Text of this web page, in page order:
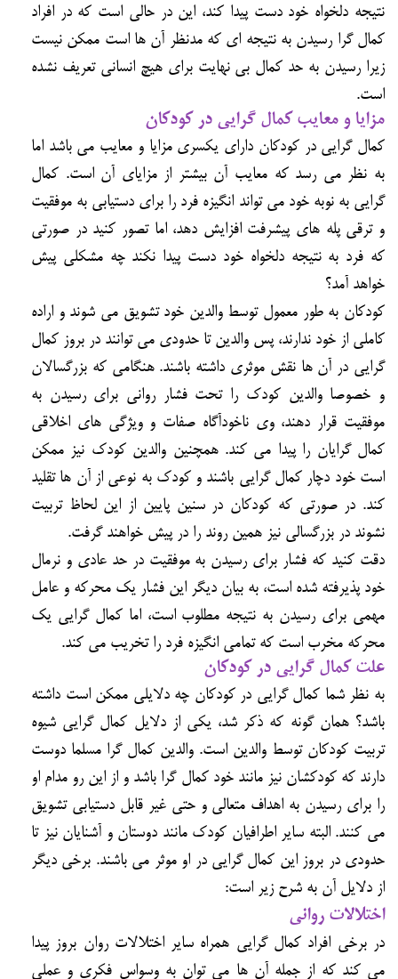
نتیجه دلخواه خود دست پیدا کند، این در حالی است که در افراد
کمال گرا رسیدن به نتیجه ای که مدنظر آن ها است ممکن نیست
زیرا رسیدن به حد کمال بی نهایت برای هیچ انسانی تعریف نشده
است.
مزایا و معایب کمال گرایی در کودکان
کمال گرایی در کودکان دارای یکسری مزایا و معایب می باشد اما
به نظر می رسد که معایب آن بیشتر از مزایای آن است. کمال
گرایی به نوبه خود می تواند انگیزه فرد را برای دستیابی به موفقیت
و ترقی پله های پیشرفت افزایش دهد، اما تصور کنید در صورتی
که فرد به نتیجه دلخواه خود دست پیدا نکند چه مشکلی پیش
خواهد آمد؟
کودکان به طور معمول توسط والدین خود تشویق می شوند و اراده
کاملی از خود ندارند، پس والدین تا حدودی می توانند در بروز کمال
گرایی در آن ها نقش موثری داشته باشند. هنگامی که بزرگسالان
و خصوصا والدین کودک را تحت فشار روانی برای رسیدن به
موفقیت قرار دهند، وی ناخودآگاه صفات و ویژگی های اخلاقی
کمال گرایان را پیدا می کند. همچنین والدین کودک نیز ممکن
است خود دچار کمال گرایی باشند و کودک به نوعی از آن ها تقلید
کند. در صورتی که کودکان در سنین پایین از این لحاظ تربیت
نشوند در بزرگسالی نیز همین روند را در پیش خواهند گرفت.
دقت کنید که فشار برای رسیدن به موفقیت در حد عادی و نرمال
خود پذیرفته شده است، به بیان دیگر این فشار یک محرکه و عامل
مهمی برای رسیدن به نتیجه مطلوب است، اما کمال گرایی یک
محرکه مخرب است که تمامی انگیزه فرد را تخریب می کند.
علت کمال گرایی در کودکان
به نظر شما کمال گرایی در کودکان چه دلایلی ممکن است داشته
باشد؟ همان گونه که ذکر شد، یکی از دلایل کمال گرایی شیوه
تربیت کودکان توسط والدین است. والدین کمال گرا مسلما دوست
دارند که کودکشان نیز مانند خود کمال گرا باشد و از این رو مدام او
را برای رسیدن به اهداف متعالی و حتی غیر قابل دستیابی تشویق
می کنند. البته سایر اطرافیان کودک مانند دوستان و آشنایان نیز تا
حدودی در بروز این کمال گرایی در او موثر می باشند. برخی دیگر
از دلایل آن به شرح زیر است:
اختلالات روانی
در برخی افراد کمال گرایی همراه سایر اختلالات روان بروز پیدا
می کند که از جمله آن ها می توان به وسواس فکری و عملی